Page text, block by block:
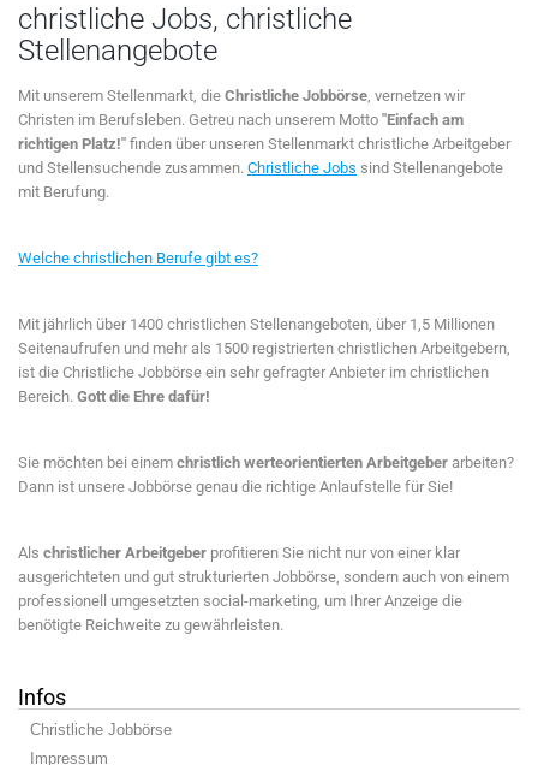
christliche Jobs, christliche
Stellenangebote
Mit unserem Stellenmarkt, die Christliche Jobbörse , vernetzen wir
Christen im Berufsleben. Getreu nach unserem Motto "Einfach am
richtigen Platz!" finden über unseren Stellenmarkt christliche Arbeitgeber
und Stellensuchende zusammen. Christliche Jobs sind Stellenangebote
mit Berufung.
Welche christlichen Berufe gibt es?
Mit jährlich über 1400 christlichen Stellenangeboten, über 1,5 Millionen
Seitenaufrufen und mehr als 1500 registrierten christlichen Arbeitgebern,
ist die Christliche Jobbörse ein sehr gefragter Anbieter im christlichen
Bereich. Gott die Ehre dafür!
Sie möchten bei einem christlich werteorientierten Arbeitgeber arbeiten?
Dann ist unsere Jobbörse genau die richtige Anlaufstelle für Sie!
Als christlicher Arbeitgeber profitieren Sie nicht nur von einer klar
ausgerichteten und gut strukturierten Jobbörse, sondern auch von einem
professionell umgesetzten social-marketing, um Ihrer Anzeige die
benötigte Reichweite zu gewährleisten.
Infos
Christliche Jobbörse
Impressum